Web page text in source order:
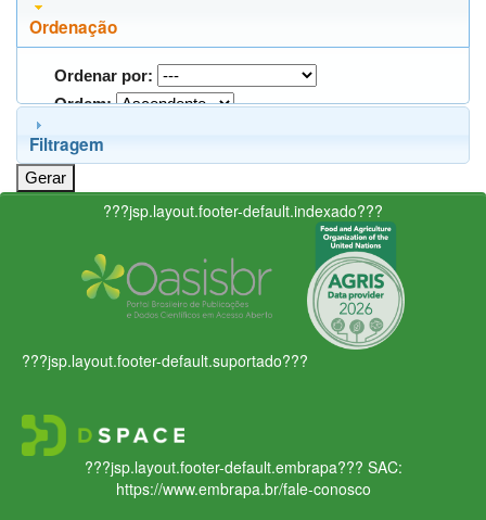
Ordenação
Ordenar por:
Ordem:
Filtragem
???jsp.layout.footer-default.indexado???
???jsp.layout.footer-default.suportado???
???jsp.layout.footer-default.embrapa??? SAC:
https://www.embrapa.br/fale-conosco